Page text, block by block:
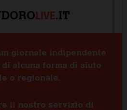
LIVE.IT
giornale indipendente
alcuna forma di aiuto
o regionale.
il nostro servizio di